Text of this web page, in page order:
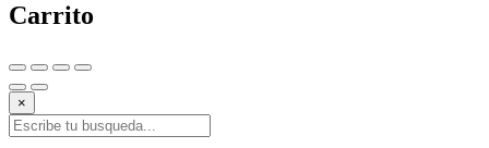
Carrito
×